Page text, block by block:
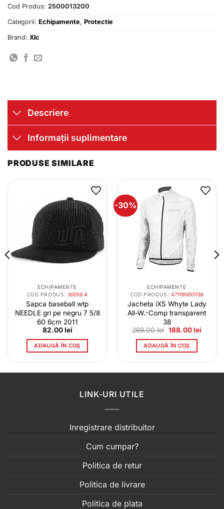
Cod Produs: 2500013200
Categorii: Echipamente, Protectie
Brand: Xlc
Descriere
Informații suplimentare
PRODUSE SIMILARE
ECHIPAMENTE
COD PRODUS:30059.4
Sapca baseball wtp
NEEDLE gri pe negru 7 5/8
60 6cm 2011
82.00lei
ADAUGĂ ÎN COȘ
-30%
ECHIPAMENTE
COD PRODUS: 471190001138
Jacheta iXS Whyte Lady
All-W.-Comp transparent
38
269.00lei Prețul
a
fost:
188.00leiPrețul
ADAUGĂ ÎN COȘ
LINK-URI UTILE
Inregistrare distribuitor
Cum cumpar?
Politica de retur
Politica de livrare
Politica de plata